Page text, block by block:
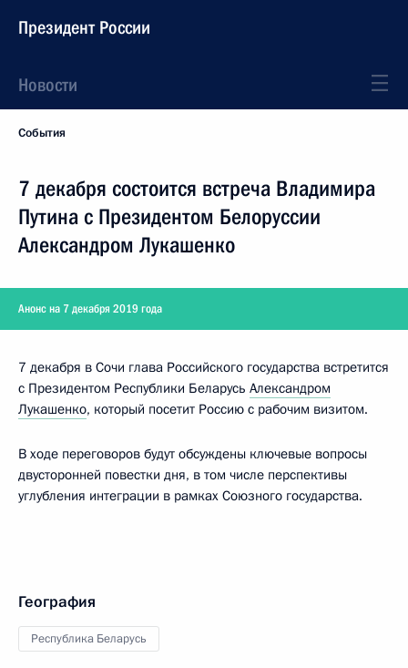
Президент России
Новости
События
7 декабря состоится встреча Владимира
Путина с Президентом Белоруссии
Александром Лукашенко
Анонс на 7 декабря 2019 года
7 декабря в Сочи глава Российского государства встретится
с Президентом Республики Беларусь Александром
Лукашенко, который посетит Россию с рабочим визитом.
В ходе переговоров будут обсуждены ключевые вопросы
двусторонней повестки дня, в том числе перспективы
углубления интеграции в рамках Союзного государства.
География
Республика Беларусь